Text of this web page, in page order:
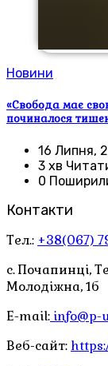
Новини
«Свобода має
починалося
16 Липня,
3 хв
0
Контакти
Тел.: +38(067)
с. Почапинці,
Молодіжна, 1б
E-mail: info@p-
Веб-сайт: